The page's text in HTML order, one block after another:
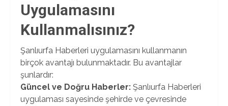
Uygulamasını
Kullanmalısınız?
Şanlıurfa Haberleri uygulamasını kullanmanın
birçok avantajı bulunmaktadır. Bu avantajlar
şunlardır:
Güncel ve Doğru Haberler: Şanlıurfa Haberleri
uygulaması sayesinde şehirde ve çevresinde